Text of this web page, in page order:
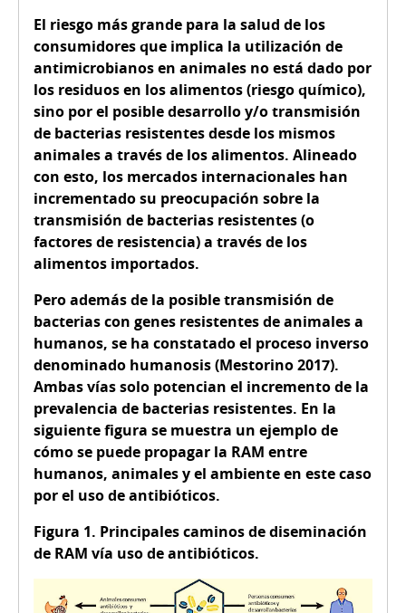
El riesgo más grande para la salud de los
consumidores que implica la utilización de
antimicrobianos en animales no está dado por
los residuos en los alimentos (riesgo químico),
sino por el posible desarrollo y/o transmisión
de bacterias resistentes desde los mismos
animales a través de los alimentos. Alineado
con esto, los mercados internacionales han
incrementado su preocupación sobre la
transmisión de bacterias resistentes (o
factores de resistencia) a través de los
alimentos importados.
Pero además de la posible transmisión de
bacterias con genes resistentes de animales a
humanos, se ha constatado el proceso inverso
denominado humanosis (Mestorino 2017).
Ambas vías solo potencian el incremento de la
prevalencia de bacterias resistentes. En la
siguiente figura se muestra un ejemplo de
cómo se puede propagar la RAM entre
humanos, animales y el ambiente en este caso
por el uso de antibióticos.
Figura 1. Principales caminos de diseminación
de RAM vía uso de antibióticos.